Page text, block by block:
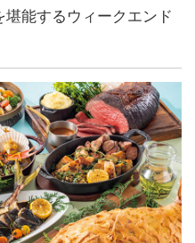
能するウィークエンド